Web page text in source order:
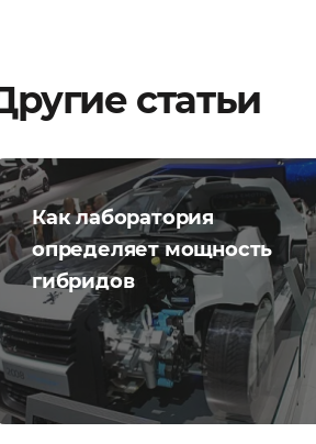
статьи
Как лаборатория
определяет мощность
гибридов